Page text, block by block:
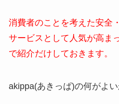
消費者のことを考えた安全
サービスとして人気が高ま
で紹介だけしておきます。
akippa(あきっぱ)の何がよい